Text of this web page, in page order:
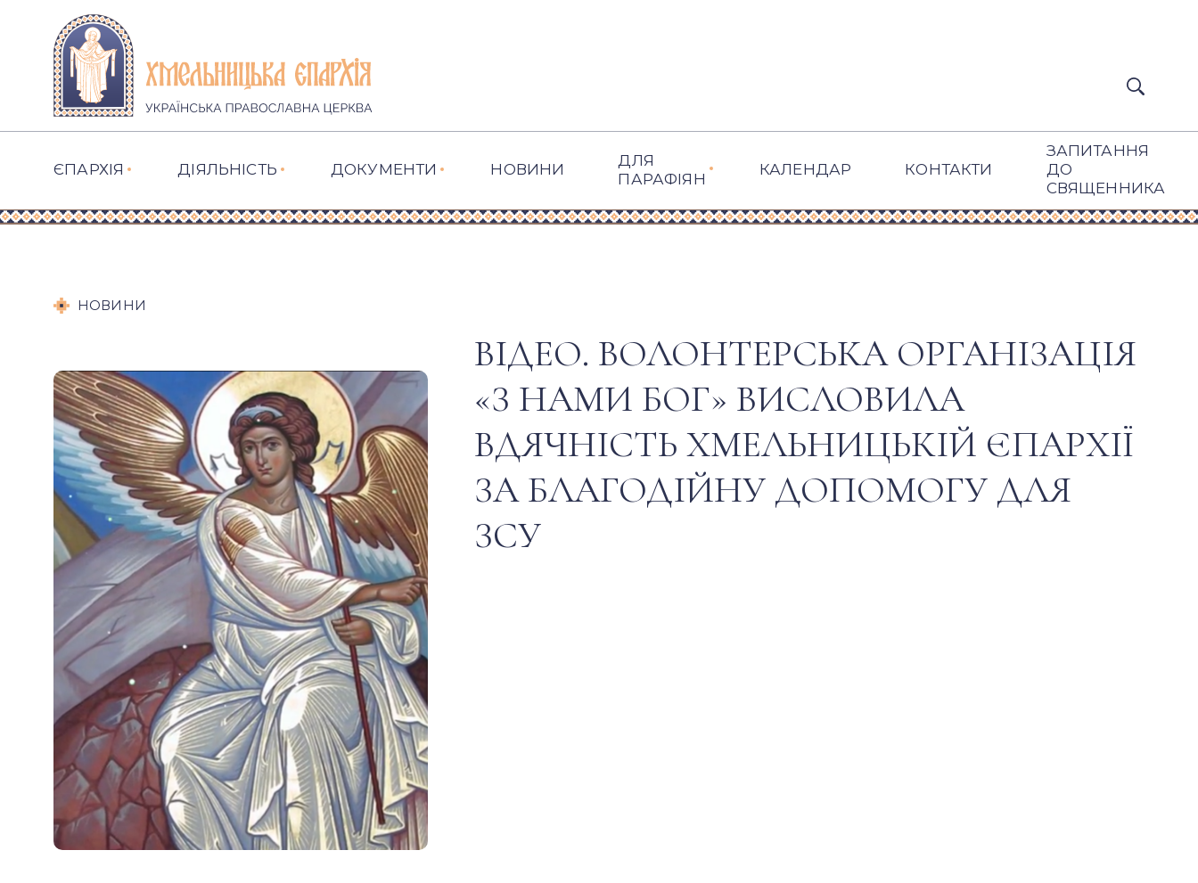
ЄПАРХІЯ ДІЯЛЬНІСТЬ ДОКУМЕНТИ НОВИНИ
ДЛЯ
ПАРАФІЯН
КАЛЕНДАР КОНТАКТИ
ЗАПИТАННЯ
ДО
СВЯЩЕННИКА
НОВИНИ
ВІДЕО. ВОЛОНТЕРСЬКА ОРГАНІЗАЦІЯ
«З НАМИ БОГ» ВИСЛОВИЛА
ВДЯЧНІСТЬ ХМЕЛЬНИЦЬКІЙ ЄПАРХІЇ
ЗА БЛАГОДІЙНУ ДОПОМОГУ ДЛЯ
ЗСУ